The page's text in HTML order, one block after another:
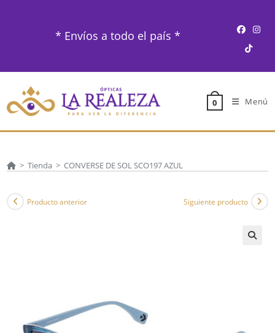
* Envíos a todo el país *
0 Menú
> Tienda > CONVERSE DE SOL SCO197 AZUL
Producto anterior Siguiente producto